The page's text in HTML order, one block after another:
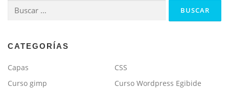
Buscar:
CATEGORÍAS
Capas
CSS
Curso gimp
Curso Wordpress Egibide